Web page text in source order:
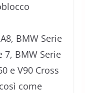
BMW Serie
7, BMW Serie
e V90 Cross
come